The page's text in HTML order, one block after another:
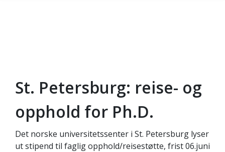
Skip to main content
St. Petersburg: reise- og
opphold for Ph.D.
Det norske universitetssenter i St. Petersburg lyser
ut stipend til faglig opphold/reisestøtte, frist 06.juni